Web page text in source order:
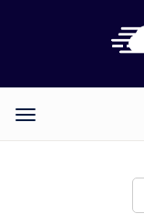
Categories